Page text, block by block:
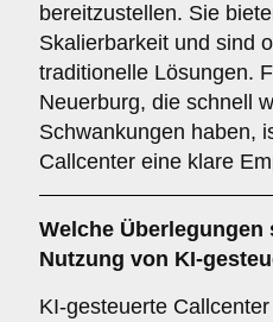
bereitzustellen. Sie
Skalierbarkeit und sind
traditionelle Lösungen.
Neuerburg, die schnell
Schwankungen haben,
Callcenter eine klare
Welche
Nutzung von KI-
KI-gesteuerte